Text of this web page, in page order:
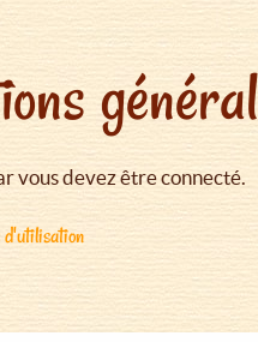
vous devez être connecté.
d'utilisation